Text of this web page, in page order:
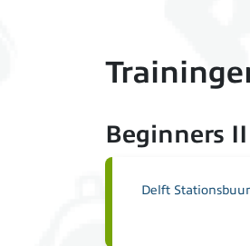
Beginners II
Delft